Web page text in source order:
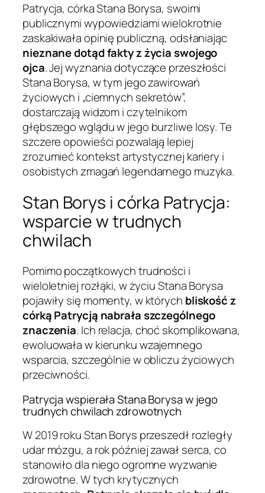
Patrycja, córka Stana Borysa, swoimi
publicznymi wypowiedziami wielokrotnie
zaskakiwała opinię publiczną, odsłaniając
nieznane dotąd fakty z życia swojego
ojca. Jej wyznania dotyczące przeszłości
Stana Borysa, w tym jego zawirowań
życiowych i „ciemnych sekretów”,
dostarczają widzom i czytelnikom
głębszego wglądu w jego burzliwe losy. Te
szczere opowieści pozwalają lepiej
zrozumieć kontekst artystycznej kariery i
osobistych zmagań legendarnego muzyka.
Stan Borys i córka Patrycja:
wsparcie w trudnych
chwilach
Pomimo początkowych trudności i
wieloletniej rozłąki, w życiu Stana Borysa
pojawiły się momenty, w których bliskość z
córką Patrycją nabrała szczególnego
znaczenia. Ich relacja, choć skomplikowana,
ewoluowała w kierunku wzajemnego
wsparcia, szczególnie w obliczu życiowych
przeciwności.
Patrycja wspierała Stana Borysa w jego
trudnych chwilach zdrowotnych
W 2019 roku Stan Borys przeszedł rozległy
udar mózgu, a rok później zawał serca, co
stanowiło dla niego ogromne wyzwanie
zdrowotne. W tych krytycznych